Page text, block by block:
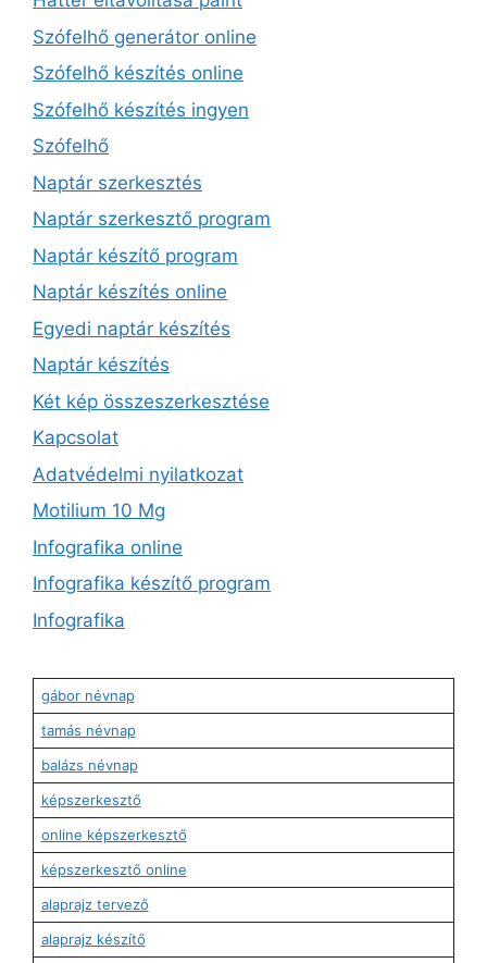
Szófelhő generátor online
Szófelhő készítés online
Szófelhő készítés ingyen
Szófelhő
Naptár szerkesztés
Naptár szerkesztő program
Naptár készítő program
Naptár készítés online
Egyedi naptár készítés
Naptár készítés
Két kép összeszerkesztése
Kapcsolat
Adatvédelmi nyilatkozat
Motilium 10 Mg
Infografika online
Infografika készítő program
Infografika
gábor névnap
tamás névnap
balázs névnap
képszerkesztő
online képszerkesztő
képszerkesztő online
alaprajz tervező
alaprajz készítő